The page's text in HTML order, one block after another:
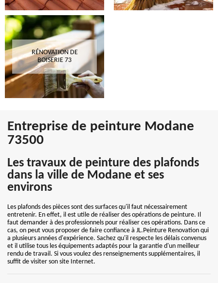
RÉNOVATION DE
BOISERIE 73
Entreprise de peinture Modane
73500
Les travaux de peinture des plafonds
dans la ville de Modane et ses
environs
Les plafonds des pièces sont des surfaces qu'il faut nécessairement
entretenir. En effet, il est utile de réaliser des opérations de peinture. Il
faut demander à des professionnels pour réaliser ces opérations. Dans ce
cas, on peut vous proposer de faire confiance à JL.Peinture Renovation qui
a plusieurs années d'expérience. Sachez qu'il respecte les délais convenus
et il utilise tous les équipements adaptés pour la garantie d'un meilleur
rendu de travail. Si vous voulez des renseignements supplémentaires, il
suffit de visiter son site Internet.